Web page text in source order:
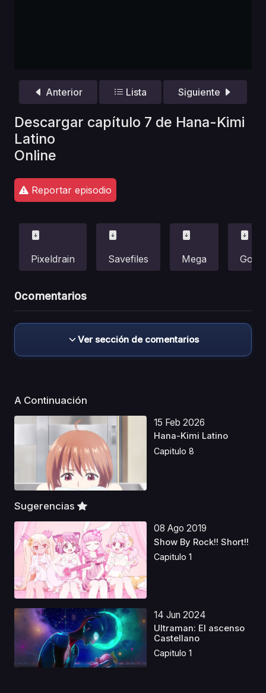
Anterior Lista Siguiente
Descargar capítulo 7 de Hana-Kimi
Latino
Online
Reportar episodio
Pixeldrain Savefiles Mega Gofile
0comentarios
Ver sección de comentarios
A Continuación
15 Feb 2026
Hana-Kimi Latino
Capitulo 8
Sugerencias
08 Ago 2019
Show By Rock!! Short!!
Capitulo 1
14 Jun 2024
Ultraman: El ascenso
Castellano
Capitulo 1